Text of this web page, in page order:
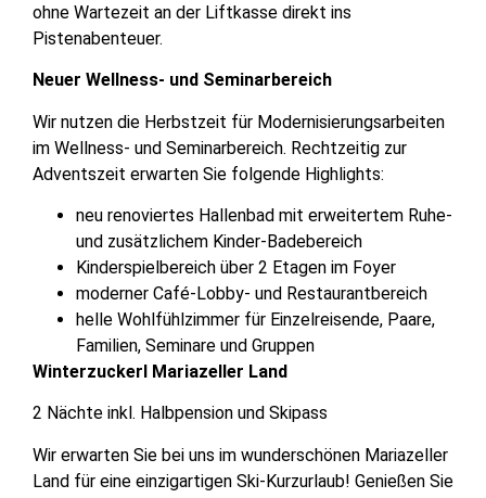
ohne Wartezeit an der Liftkasse direkt ins
Pistenabenteuer.
Neuer Wellness- und Seminarbereich
Wir nutzen die Herbstzeit für Modernisierungsarbeiten
im Wellness- und Seminarbereich. Rechtzeitig zur
Adventszeit erwarten Sie folgende Highlights:
neu renoviertes Hallenbad mit erweitertem Ruhe-
und zusätzlichem Kinder-Badebereich
Kinderspielbereich über 2 Etagen im Foyer
moderner Café-Lobby- und Restaurantbereich
helle Wohlfühlzimmer für Einzelreisende, Paare,
Familien, Seminare und Gruppen
Winterzuckerl Mariazeller Land
2 Nächte inkl. Halbpension und Skipass
Wir erwarten Sie bei uns im wunderschönen Mariazeller
Land für eine einzigartigen Ski-Kurzurlaub! Genießen Sie